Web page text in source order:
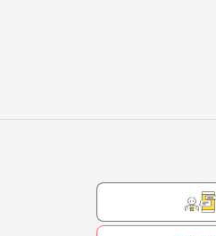
けのイベント等、需要がありそう